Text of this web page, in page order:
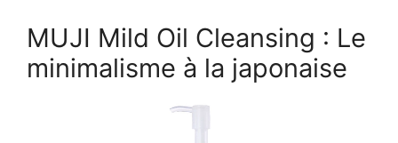
MUJI Mild Oil Cleansing : Le
minimalisme à la japonaise